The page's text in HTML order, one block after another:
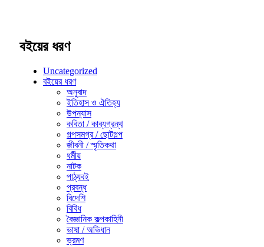
বইয়ের ধরণ
Uncategorized
বইয়ের ধরণ
অনুবাদ
ইতিহাস ও ঐতিহ্য
উপন্যাস
কবিতা / কাব্যগ্রন্থ
গল্পসমগ্র / ছোটগল্প
জীবনী / স্মৃতিকথা
ধর্মীয়
নাটক
পাঠ্যবই
প্রবন্ধ
বিদেশি
বিবিধ
বৈজ্ঞানিক কল্পকাহিনী
ভাষা / অভিধান
ভ্রমণ